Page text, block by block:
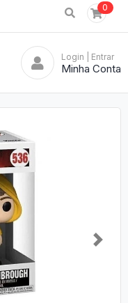
0
Login | Entrar
Minha Conta
Next